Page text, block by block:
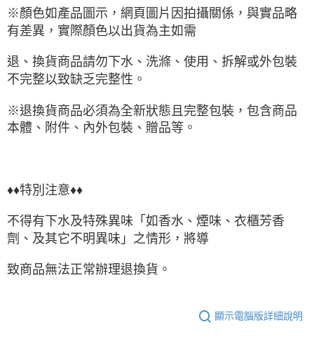
※顏色如產品圖示，網頁圖片因拍攝關係，與實品略
有差異，實際顏色以出貨為主如需
退、換貨商品請勿下水、洗滌、使用、拆解或外包裝
不完整以致缺乏完整性。
※退換貨商品必須為全新狀態且完整包裝，包含商品
本體、附件、內外包裝、贈品等。
♦♦特別注意♦♦
不得有下水及特殊異味「如香水、煙味、衣櫃芳香
劑、及其它不明異味」之情形，將導
致商品無法正常辦理退換貨。
顯示電腦版詳細說明